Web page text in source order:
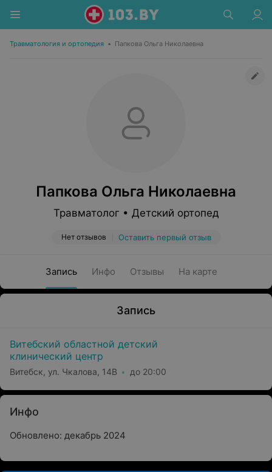
Травматология и ортопедия • Папкова Ольга Николаевна
Папкова Ольга Николаевна
Травматолог • Детский ортопед
Нет отзывов Оставить первый отзыв
Запись Инфо Отзывы На карте
Запись
Витебский областной детский
клинический центр
Витебск, ул. Чкалова, 14В до 20:00
Инфо
Обновлено: декабрь 2024